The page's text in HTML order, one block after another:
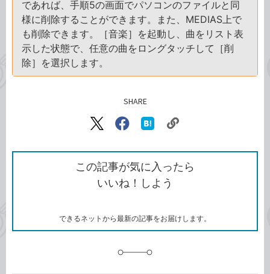
であれば、手順5の画面でパソコンのファイルと同
様に削除することができます。また、MEDIAS上で
も削除できます。［音楽］を起動し、曲をリスト表
示した状態で、任意の曲をロングタッチして［削
除］を選択します。
SHARE
X（旧
で
シ
ェ
ア
Facebook
シ
ェ
ア
な
ブ
ッ
ク
ク
ク
を
コ
この記事が気に入ったら
いいね！しよう
できるネットから最新の記事をお届けします。